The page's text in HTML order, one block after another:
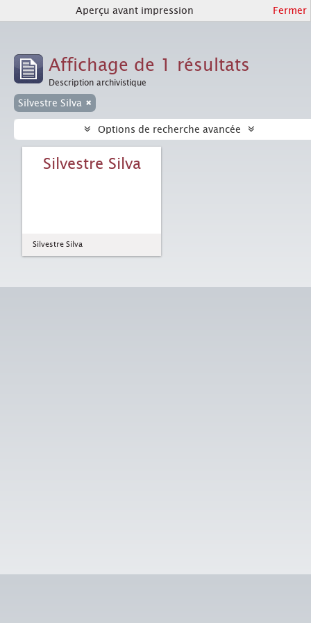
Aperçu avant impression Fermer
Affichage de 1 résultats
Description archivistique
Silvestre Silva
Options de recherche avancée
Silvestre Silva
Silvestre Silva